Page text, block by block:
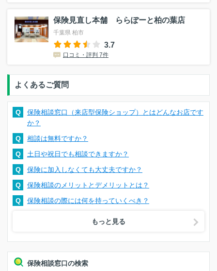
保険見直し本舗 ららぽーと柏の葉店
千葉県 柏市
3.7
口コミ・評判 7件
よくあるご質問
Q
保険相談窓口（来店型保険ショップ）とはどんなお店です
か？
Q
相談は無料ですか？
Q
土日や祝日でも相談できますか？
Q
保険に加入しなくても大丈夫ですか？
Q
保険相談のメリットとデメリットとは？
Q
保険相談の際には何を持っていくべき？
もっと見る
保険相談窓口の検索